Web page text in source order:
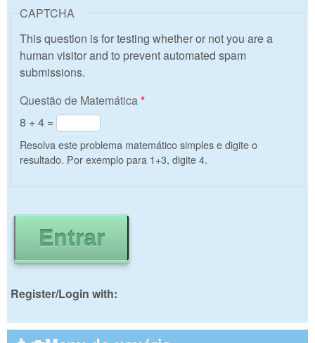
CAPTCHA
This question is for testing whether or not you are a
human visitor and to prevent automated spam
submissions.
Questão de Matemática*
8 + 4 =
Resolva este problema matemático simples e digite o
resultado. Por exemplo para 1+3, digite 4.
Register/Login with: